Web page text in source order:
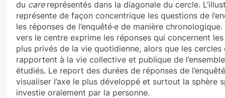
du care représentés dans la diagonale du cercle.
représente de façon concentrique les questions de
les réponses de l’enquêté·e de manière
vers le centre exprime les réponses qui concernent
plus privés de la vie quotidienne, alors que les cercles
rapportent à la vie collective et publique de
étudiés. Le report des durées de réponses de
visualiser l’axe le plus développé et surtout la sphère
investie oralement par la personne.